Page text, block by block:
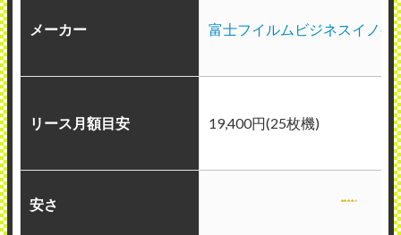
メーカー 富士フイルムビジネスイノベ
リース月額目安 19,400円(25枚機)
安さ